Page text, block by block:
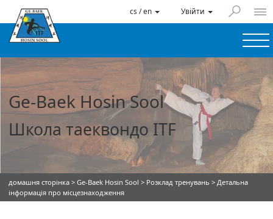
cs / en Увійти
Ge-Baek Hosin Sool
Школа таеквондо ITF
домашня сторінка > Ge-Baek Hosin Sool > Розклад тренувань > Детальна
інформація про місцезнаходження